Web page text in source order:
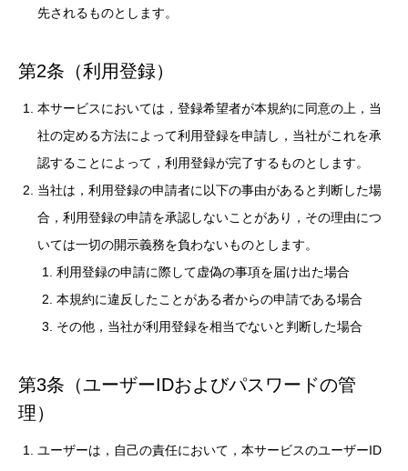
先されるものとします。
第2条（利用登録）
本サービスにおいては，登録希望者が本規約に同意の上，当
社の定める方法によって利用登録を申請し，当社がこれを承
認することによって，利用登録が完了するものとします。
当社は，利用登録の申請者に以下の事由があると判断した場
合，利用登録の申請を承認しないことがあり，その理由につ
いては一切の開示義務を負わないものとします。
利用登録の申請に際して虚偽の事項を届け出た場合
本規約に違反したことがある者からの申請である場合
その他，当社が利用登録を相当でないと判断した場合
第3条（ユーザーIDおよびパスワードの管
理）
ユーザーは，自己の責任において，本サービスのユーザーID